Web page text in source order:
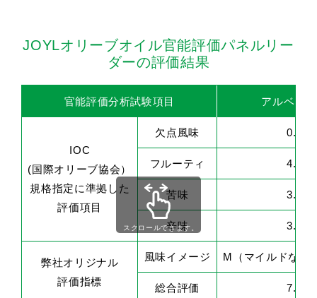
JOYLオリーブオイル官能評価パネルリー
ダーの評価結果
官能評価分析試験項目 アルベキ
IOC
(国際オリーブ協会）
規格指定に準拠した
評価項目
欠点風味 0.0
フルーティ 4.2
苦味 3.1
辛味 3.4
弊社オリジナル
評価指標
風味イメージ M（マイルドな優
総合評価 7.0
スクロールできます。